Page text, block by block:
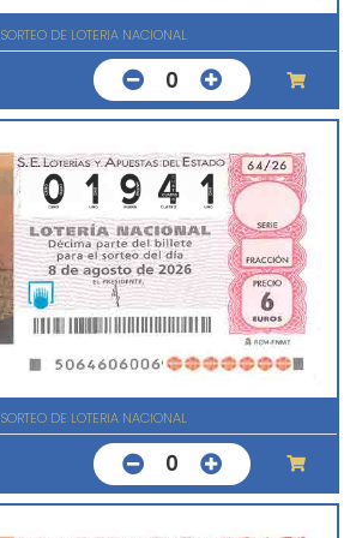
SORTEO DE LOTERIA NACIONAL
0
SORTEO DE LOTERIA NACIONAL
0